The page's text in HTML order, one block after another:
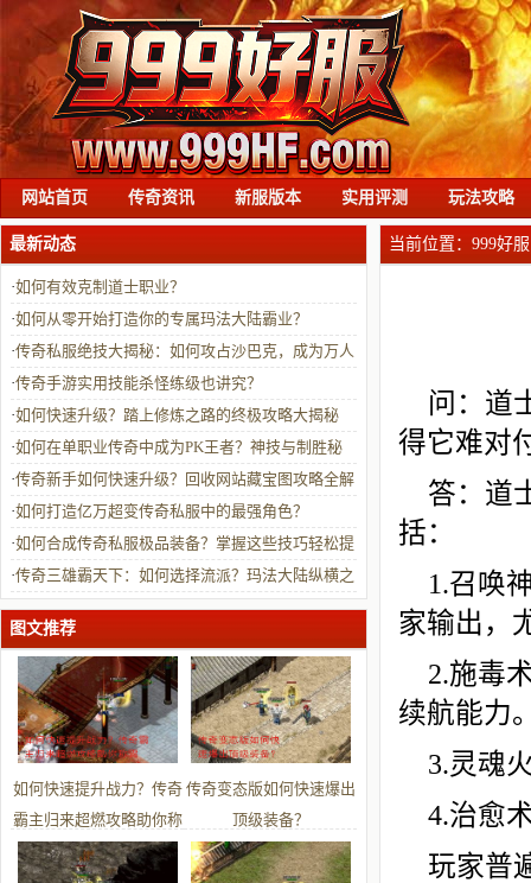
网站首页 传奇资讯 新服版本 实用评测 玩法攻略
当前位置： 999好服
问：道
得它难对
答：道
括：
1.召唤
家输出，
2.施毒
续航能力
3.灵魂
4.治愈
玩家普
最新动态
·如何有效克制道士职业？
·如何从零开始打造你的专属玛法大陆霸业？
·传奇私服绝技大揭秘：如何攻占沙巴克，成为万人
敬仰的霸主？
·传奇手游实用技能杀怪练级也讲究？
·如何快速升级？踏上修炼之路的终极攻略大揭秘
·如何在单职业传奇中成为PK王者？神技与制胜秘
诀全解析
·传奇新手如何快速升级？回收网站藏宝图攻略全解
析
·如何打造亿万超变传奇私服中的最强角色？
·如何合成传奇私服极品装备？掌握这些技巧轻松提
升战斗力
·传奇三雄霸天下：如何选择流派？玛法大陆纵横之
谜如何破解？
图文推荐
如何快速提升战力？传奇
霸主归来超燃攻略助你称
霸
传奇变态版如何快速爆出
顶级装备？